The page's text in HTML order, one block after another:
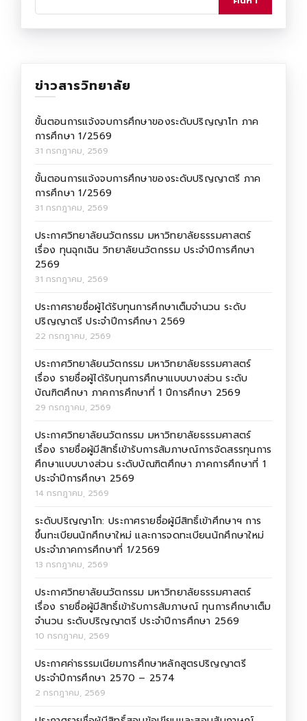
ข่าวสารวิทยาลัย
ขั้นตอนการแจ้งจบการศึกษาของระดับปริญญาโท ภาค
การศึกษา 1/2569
31 กรกฎาคม, 2569
ขั้นตอนการแจ้งจบการศึกษาของระดับปริญญาตรี ภาค
การศึกษา 1/2569
31 กรกฎาคม, 2569
ประกาศวิทยาลัยนวัตกรรม มหาวิทยาลัยธรรมศาสตร์
เรื่อง ทุนฉุกเฉิน วิทยาลัยนวัตกรรม ประจำปีการศึกษา
2569
31 กรกฎาคม, 2569
ประกาศรายชื่อผู้ได้รับทุนการศึกษาเต็มจำนวน ระดับ
ปริญญาตรี ประจำปีการศึกษา 2569
22 กรกฎาคม, 2569
ประกาศวิทยาลัยนวัตกรรม มหาวิทยาลัยธรรมศาสตร์
เรื่อง รายชื่อผู้ได้รับทุนการศึกษาแบบบางส่วน ระดับ
บัณฑิตศึกษา ภาคการศึกษาที่ 1 ปีการศึกษา 2569
29 กรกฎาคม, 2569
ประกาศวิทยาลัยนวัตกรรม มหาวิทยาลัยธรรมศาสตร์
เรื่อง รายชื่อผู้มีสิทธิ์เข้ารับการสัมภาษณ์การจัดสรรทุนการ
ศึกษาแบบบางส่วน ระดับบัณฑิตศึกษา ภาคการศึกษาที่ 1
ประจำปีการศึกษา 2569
14 กรกฎาคม, 2569
ระดับปริญญาโท: ประกาศรายชื่อผู้มีสิทธิ์เข้าศึกษาฯ การ
ขึ้นทะเบียนนักศึกษาใหม่ และการจดทะเบียนนักศึกษาใหม่
ประจำภาคการศึกษาที่ 1/2569
13 กรกฎาคม, 2569
ประกาศวิทยาลัยนวัตกรรม มหาวิทยาลัยธรรมศาสตร์
เรื่อง รายชื่อผู้มีสิทธิ์เข้ารับการสัมภาษณ์ ทุนการศึกษาเต็ม
จำนวน ระดับปริญญาตรี ประจำปีการศึกษา 2569
10 กรกฎาคม, 2569
ประกาศค่าธรรมเนียมการศึกษาหลักสูตรปริญญาตรี
ประจำปีการศึกษา 2570 – 2574
2 กรกฎาคม, 2569